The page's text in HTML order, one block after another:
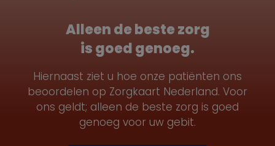
Alleen de beste zorg
is goed genoeg.
Hiernaast ziet u hoe onze patiënten ons
beoordelen op Zorgkaart Nederland. Voor
ons geldt; alleen de beste zorg is goed
genoeg voor uw gebit.